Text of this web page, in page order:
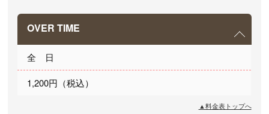
OVER TIME
全　日
1,200円（税込）
▲料金表トップへ